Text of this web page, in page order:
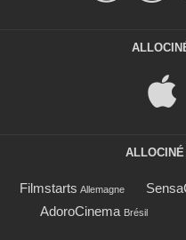
Filmstarts Allemagne
AdoroCinema Brésil